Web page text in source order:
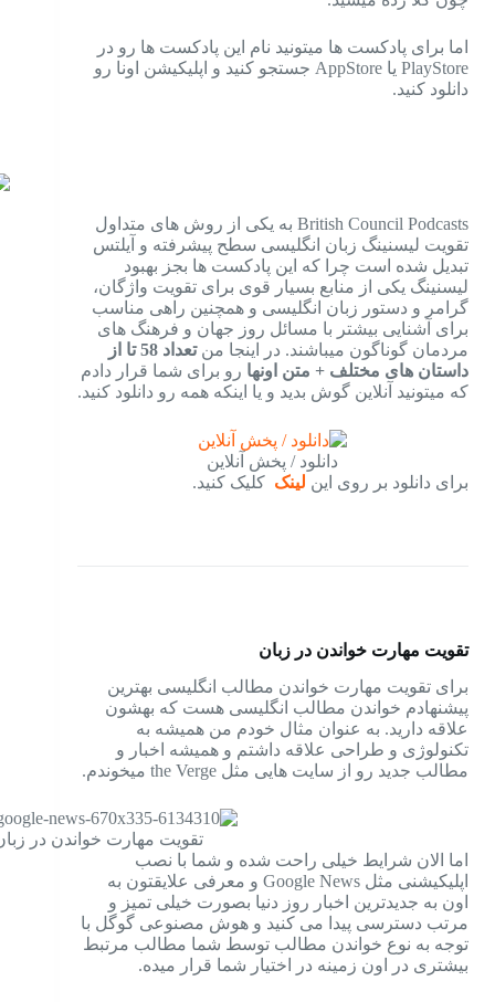
اما برای پادکست ها میتونید نام این پادکست ها رو در
PlayStore یا AppStore جستجو کنید و اپلیکیشن اونا رو
دانلود کنید.
British Council Podcasts به یکی از روش های متداول
تقویت لیسنینگ زبان انگلیسی سطح پیشرفته و آیلتس
تبدیل شده است چرا که این پادکست ها بجز بهبود
لیسنینگ یکی از منابع بسیار قوی برای تقویت واژگان،
گرامر و دستور زبان انگلیسی و همچنین راهی مناسب
برای آشنایی بیشتر با مسائل روز جهان و فرهنگ های
مردمان گوناگون میباشند. در اینجا من
تعداد 58 تا از
داستان های مختلف + متن اونها رو برای شما قرار دادم
که میتونید آنلاین گوش بدید و یا اینکه همه رو دانلود کنید.
دانلود / پخش آنلاین
برای دانلود بر روی این لینک کلیک کنید.
تقویت مهارت خواندن در زبان
برای تقویت مهارت خواندن مطالب انگلیسی بهترین
پیشنهادم خواندن مطالب انگلیسی هست که بهشون
علاقه دارید. به عنوان مثال خودم من همیشه به
تکنولوژی و طراحی علاقه داشتم و همیشه اخبار و
مطالب جدید رو از سایت هایی مثل the Verge میخوندم.
تقویت مهارت خواندن در
اما الان شرایط خیلی راحت شده و شما با نصب
اپلیکیشنی مثل Google News و معرفی علایقتون به
اون به جدیدترین اخبار روز دنیا بصورت خیلی تمیز و
مرتب دسترسی پیدا می کنید و هوش مصنوعی گوگل با
توجه به نوع خواندن مطالب توسط شما مطالب مرتبط
بیشتری در اون زمینه در اختیار شما قرار میده.